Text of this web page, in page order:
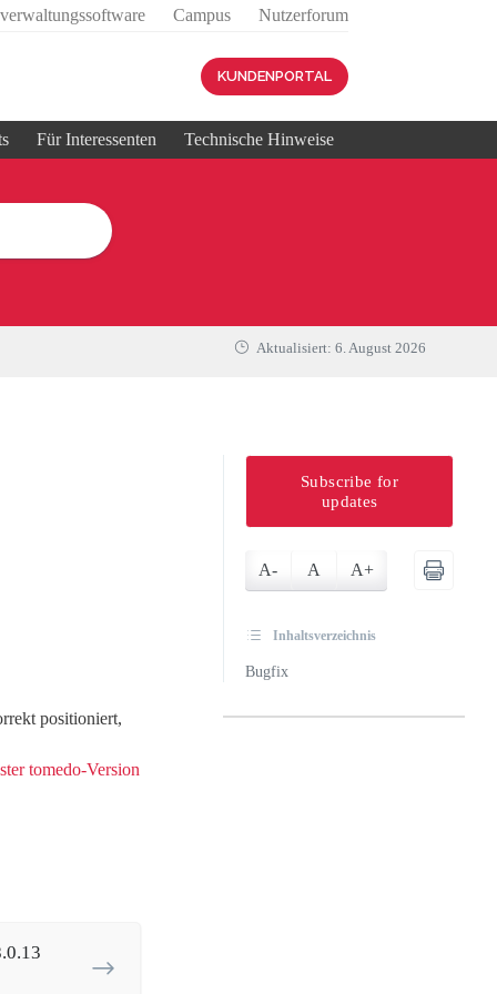
Campus Nutzerforum
KUNDENPORTAL
Für Interessenten Technische Hinweise
Aktualisiert: 6. August 2026
positioniert,
tomedo-Version
Subscribe for
updates
A- A A+
Inhaltsverzeichnis
Bugfix